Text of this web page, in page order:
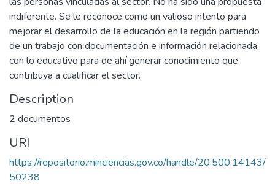
indiferente. Se le reconoce como un valioso intento para
mejorar el desarrollo de la educación en la región partiendo
de un trabajo con documentación e información relacionada
con lo educativo para de ahí generar conocimiento que
contribuya a cualificar el sector.
Description
2 documentos
URI
https://repositorio.minciencias.gov.co/handle/20.500.14143/
50238